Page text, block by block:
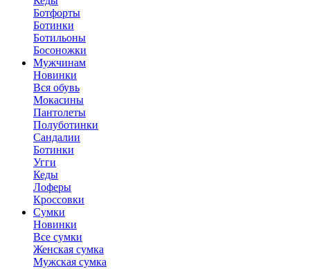
Ботфорты
Ботинки
Ботильоны
Босоножки
Мужчинам
Новинки
Вся обувь
Мокасины
Пантолеты
Полуботинки
Сандалии
Ботинки
Угги
Кеды
Лоферы
Кроссовки
Сумки
Новинки
Все сумки
Женская сумка
Мужская сумка